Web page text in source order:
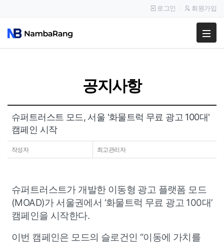
팔고
공지사항
이용후기
로그인 회원가입
공지사항
슈퍼트러스트 모드, 서울 '화물트럭 무료 광고 100대'
캠페인 시작
작성자 최고관리자
슈퍼트러스트가 개발한 이동형 광고 플랫폼 모드
(MOAD)가 서울권에서 ‘화물트럭 무료 광고 100대’
캠페인을 시작한다.
이번 캠페인은 모드의 슬로건인 “이동에 가치를